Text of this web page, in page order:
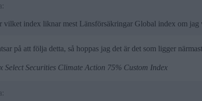
vilket index liknar mest Länsförsäkringar Global index om jag
på att följa detta, så hoppas jag det är det som ligger
Select Securities Climate Action 75% Custom Index